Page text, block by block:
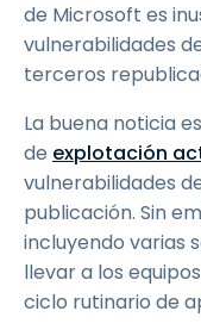
de Microsoft es
vulnerabilidades
terceros
La buena noticia
de explotación
vulnerabilidades
publicación. Sin
incluyendo varias
llevar a los
ciclo rutinario de